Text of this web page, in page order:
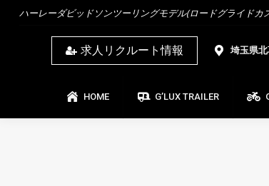
ハーレーダビッドソンツーリングモデル(ロードグライドカ
求人リクルート情報 埼玉県
HOME G’LUX TRAILER